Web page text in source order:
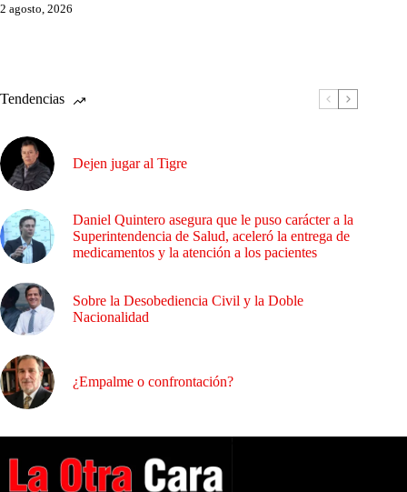
2 agosto, 2026
Tendencias
Dejen jugar al Tigre
Daniel Quintero asegura que le puso carácter a la
Superintendencia de Salud, aceleró la entrega de
medicamentos y la atención a los pacientes
Sobre la Desobediencia Civil y la Doble
Nacionalidad
¿Empalme o confrontación?